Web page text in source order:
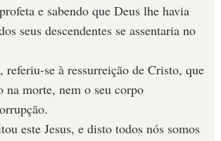
e sabendo que Deus lhe havia
seus descendentes se assentaria no
referiu-se à ressurreição de Cristo, que
na morte, nem o seu corpo
este Jesus, e disto todos nós somos